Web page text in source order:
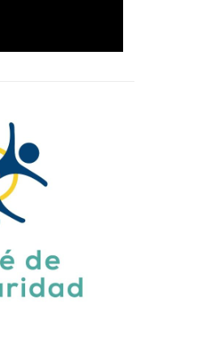
estructuración,
para el
con las
establecidas.